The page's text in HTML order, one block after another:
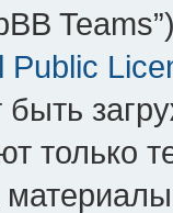
Public
быть
только